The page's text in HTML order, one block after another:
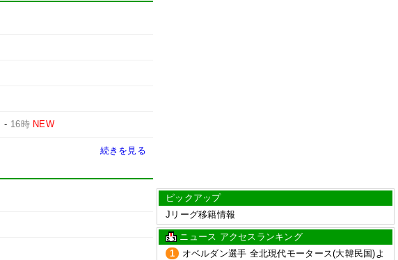
- 16時 NEW
続きを見る
ピックアップ
Jリーグ移籍情報
ニュース アクセスランキング
1
オベルダン選手 全北現代モータース(大韓民国)よ